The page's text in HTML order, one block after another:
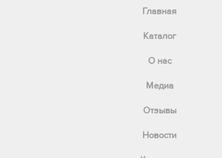
Главная
Каталог
О нас
Медиа
Отзывы
Новости